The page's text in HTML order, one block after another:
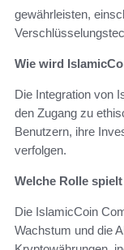
gewährleisten,
Wie wird
Die Integration von
den Zugang zu
Benutzern, ihre
verfolgen.
Welche Rolle
Die IslamicCoin
Wachstum und die